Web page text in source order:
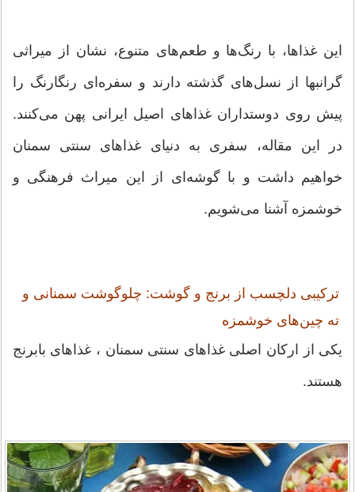
این غذاها، با رنگ‌ها و طعم‌های متنوع، نشان از میراثی
گرانبها از نسل‌های گذشته دارند و سفره‌ای رنگارنگ را
پیش روی دوستداران غذاهای اصیل ایرانی پهن می‌کنند.
در این مقاله، سفری به دنیای غذاهای سنتی سمنان
خواهیم داشت و با گوشه‌ای از این میراث فرهنگی و
خوشمزه آشنا می‌شویم.
ترکیبی دلچسب از برنج و گوشت: چلوگوشت سمنانی و
ته چین‌های خوشمزه
یکی از ارکان اصلی غذاهای سنتی سمنان ، غذاهای بابرنج
هستند.